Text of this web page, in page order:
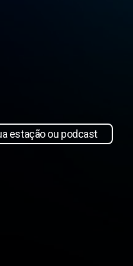
estação ou podcast